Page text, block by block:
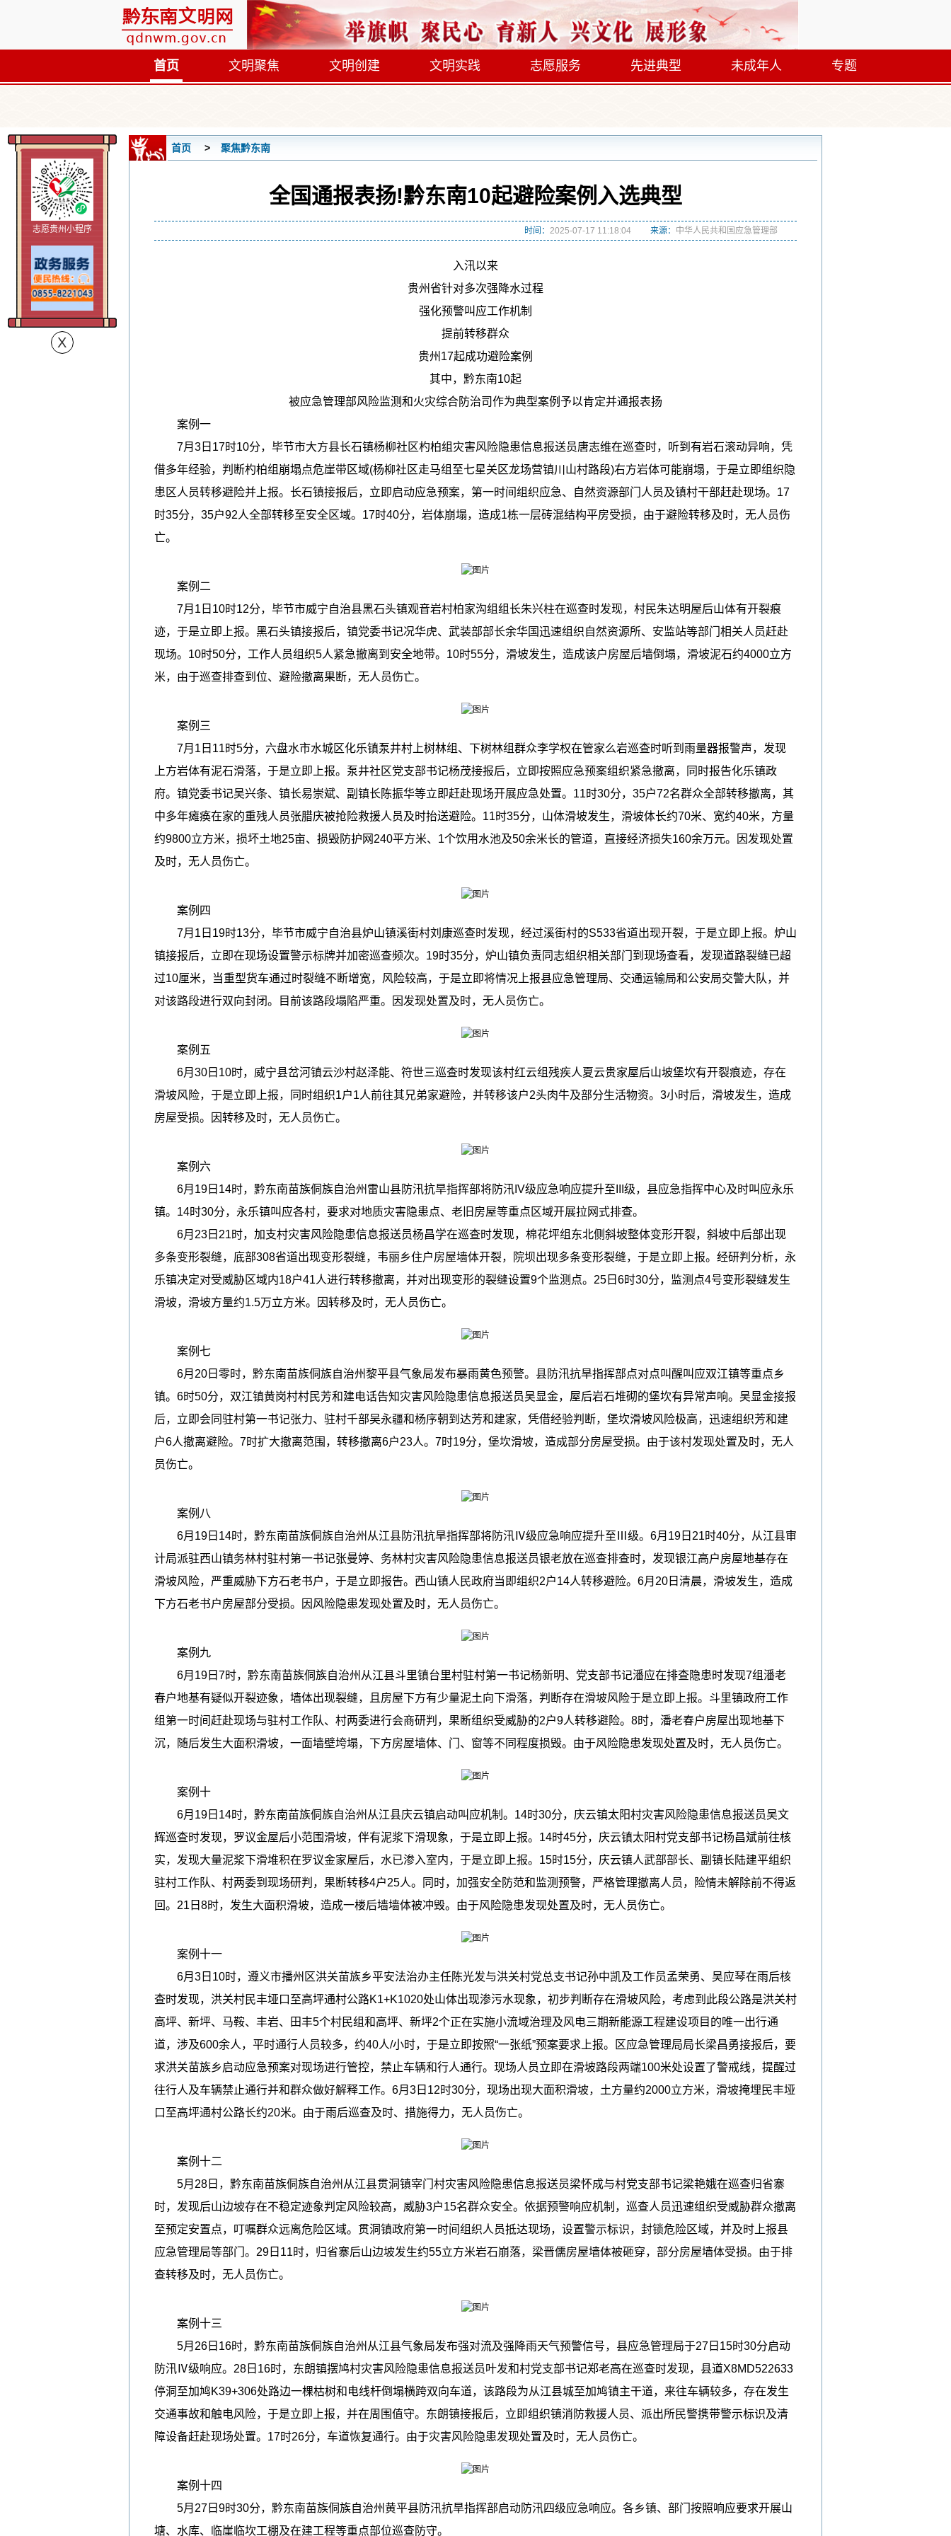
首页 文明聚焦 文明创建 文明实践 志愿服务 先进典型 未成年人 专题
首页 聚焦黔东南
全国通报表扬!黔东南10起避险案例入选典型
时间： 2025-07-17 11:18:04 来源： 中华人民共和国应急管理部
入汛以来
贵州省针对多次强降水过程
强化预警叫应工作机制
提前转移群众
贵州17起成功避险案例
其中，黔东南10起
被应急管理部风险监测和火灾综合防治司作为典型案例予以肯定并通报表扬
案例一
7月3日17时10分，毕节市大方县长石镇杨柳社区杓柏组灾害风险隐患信息报送员唐志维在巡查时，听到有岩石滚动异响，凭
借多年经验，判断杓柏组崩塌点危崖带区域(杨柳社区走马组至七星关区龙场营镇川山村路段)右方岩体可能崩塌，于是立即组织隐
患区人员转移避险并上报。长石镇接报后，立即启动应急预案，第一时间组织应急、自然资源部门人员及镇村干部赶赴现场。17
时35分，35户92人全部转移至安全区域。17时40分，岩体崩塌，造成1栋一层砖混结构平房受损，由于避险转移及时，无人员伤
亡。
案例二
7月1日10时12分，毕节市威宁自治县黑石头镇观音岩村柏家沟组组长朱兴柱在巡查时发现，村民朱达明屋后山体有开裂痕
迹，于是立即上报。黑石头镇接报后，镇党委书记况华虎、武装部部长余华国迅速组织自然资源所、安监站等部门相关人员赶赴
现场。10时50分，工作人员组织5人紧急撤离到安全地带。10时55分，滑坡发生，造成该户房屋后墙倒塌，滑坡泥石约4000立方
米，由于巡查排查到位、避险撤离果断，无人员伤亡。
案例三
7月1日11时5分，六盘水市水城区化乐镇泵井村上树林组、下树林组群众李学权在管家么岩巡查时听到雨量器报警声，发现
上方岩体有泥石滑落，于是立即上报。泵井社区党支部书记杨茂接报后，立即按照应急预案组织紧急撤离，同时报告化乐镇政
府。镇党委书记吴兴条、镇长易崇斌、副镇长陈振华等立即赶赴现场开展应急处置。11时30分，35户72名群众全部转移撤离，其
中多年瘫痪在家的重残人员张腊庆被抢险救援人员及时抬送避险。11时35分，山体滑坡发生，滑坡体长约70米、宽约40米，方量
约9800立方米，损坏土地25亩、损毁防护网240平方米、1个饮用水池及50余米长的管道，直接经济损失160余万元。因发现处置
及时，无人员伤亡。
案例四
7月1日19时13分，毕节市威宁自治县炉山镇溪街村刘康巡查时发现，经过溪街村的S533省道出现开裂，于是立即上报。炉山
镇接报后，立即在现场设置警示标牌并加密巡查频次。19时35分，炉山镇负责同志组织相关部门到现场查看，发现道路裂缝已超
过10厘米，当重型货车通过时裂缝不断增宽，风险较高，于是立即将情况上报县应急管理局、交通运输局和公安局交警大队，并
对该路段进行双向封闭。目前该路段塌陷严重。因发现处置及时，无人员伤亡。
案例五
6月30日10时，威宁县岔河镇云沙村赵泽能、符世三巡查时发现该村红云组残疾人夏云贵家屋后山坡堡坎有开裂痕迹，存在
滑坡风险，于是立即上报，同时组织1户1人前往其兄弟家避险，并转移该户2头肉牛及部分生活物资。3小时后，滑坡发生，造成
房屋受损。因转移及时，无人员伤亡。
案例六
6月19日14时，黔东南苗族侗族自治州雷山县防汛抗旱指挥部将防汛IV级应急响应提升至III级，县应急指挥中心及时叫应永乐
镇。14时30分，永乐镇叫应各村，要求对地质灾害隐患点、老旧房屋等重点区域开展拉网式排查。
6月23日21时，加支村灾害风险隐患信息报送员杨昌学在巡查时发现，棉花坪组东北侧斜坡整体变形开裂，斜坡中后部出现
多条变形裂缝，底部308省道出现变形裂缝，韦丽乡住户房屋墙体开裂，院坝出现多条变形裂缝，于是立即上报。经研判分析，永
乐镇决定对受威胁区域内18户41人进行转移撤离，并对出现变形的裂缝设置9个监测点。25日6时30分，监测点4号变形裂缝发生
滑坡，滑坡方量约1.5万立方米。因转移及时，无人员伤亡。
案例七
6月20日零时，黔东南苗族侗族自治州黎平县气象局发布暴雨黄色预警。县防汛抗旱指挥部点对点叫醒叫应双江镇等重点乡
镇。6时50分，双江镇黄岗村村民芳和建电话告知灾害风险隐患信息报送员吴显金，屋后岩石堆砌的堡坎有异常声响。吴显金接报
后，立即会同驻村第一书记张力、驻村千部吴永疆和杨序朝到达芳和建家，凭借经验判断，堡坎滑坡风险极高，迅速组织芳和建
户6人撤离避险。7时扩大撤离范围，转移撤离6户23人。7时19分，堡坎滑坡，造成部分房屋受损。由于该村发现处置及时，无人
员伤亡。
案例八
6月19日14时，黔东南苗族侗族自治州从江县防汛抗旱指挥部将防汛Ⅳ级应急响应提升至Ⅲ级。6月19日21时40分，从江县审
计局派驻西山镇务林村驻村第一书记张曼婷、务林村灾害风险隐患信息报送员银老放在巡查排查时，发现银江高户房屋地基存在
滑坡风险，严重威胁下方石老书户，于是立即报告。西山镇人民政府当即组织2户14人转移避险。6月20日清晨，滑坡发生，造成
下方石老书户房屋部分受损。因风险隐患发现处置及时，无人员伤亡。
案例九
6月19日7时，黔东南苗族侗族自治州从江县斗里镇台里村驻村第一书记杨新明、党支部书记潘应在排查隐患时发现7组潘老
春户地基有疑似开裂迹象，墙体出现裂缝，且房屋下方有少量泥土向下滑落，判断存在滑坡风险于是立即上报。斗里镇政府工作
组第一时间赶赴现场与驻村工作队、村两委进行会商研判，果断组织受威胁的2户9人转移避险。8时，潘老春户房屋出现地基下
沉，随后发生大面积滑坡，一面墙壁垮塌，下方房屋墙体、门、窗等不同程度损毁。由于风险隐患发现处置及时，无人员伤亡。
案例十
6月19日14时，黔东南苗族侗族自治州从江县庆云镇启动叫应机制。14时30分，庆云镇太阳村灾害风险隐患信息报送员吴文
辉巡查时发现，罗议金屋后小范围滑坡，伴有泥浆下滑现象，于是立即上报。14时45分，庆云镇太阳村党支部书记杨昌斌前往核
实，发现大量泥浆下滑堆积在罗议金家屋后，水已渗入室内，于是立即上报。15时15分，庆云镇人武部部长、副镇长陆建平组织
驻村工作队、村两委到现场研判，果断转移4户25人。同时，加强安全防范和监测预警，严格管理撤离人员，险情未解除前不得返
回。21日8时，发生大面积滑坡，造成一楼后墙墙体被冲毁。由于风险隐患发现处置及时，无人员伤亡。
案例十一
6月3日10时，遵义市播州区洪关苗族乡平安法治办主任陈光发与洪关村党总支书记孙中凯及工作员孟荣勇、吴应琴在雨后核
查时发现，洪关村民丰垭口至高坪通村公路K1+K1020处山体出现渗污水现象，初步判断存在滑坡风险，考虑到此段公路是洪关村
高坪、新坪、马鞍、丰岩、田丰5个村民组和高坪、新坪2个正在实施小流域治理及风电三期新能源工程建设项目的唯一出行通
道，涉及600余人，平时通行人员较多，约40人/小时，于是立即按照“一张纸”预案要求上报。区应急管理局局长梁昌勇接报后，要
求洪关苗族乡启动应急预案对现场进行管控，禁止车辆和行人通行。现场人员立即在滑坡路段两端100米处设置了警戒线，提醒过
往行人及车辆禁止通行并和群众做好解释工作。6月3日12时30分，现场出现大面积滑坡，土方量约2000立方米，滑坡掩埋民丰垭
口至高坪通村公路长约20米。由于雨后巡查及时、措施得力，无人员伤亡。
案例十二
5月28日，黔东南苗族侗族自治州从江县贯洞镇宰门村灾害风险隐患信息报送员梁怀成与村党支部书记梁艳娥在巡查归省寨
时，发现后山边坡存在不稳定迹象判定风险较高，威胁3户15名群众安全。依据预警响应机制，巡查人员迅速组织受威胁群众撤离
至预定安置点，叮嘱群众远离危险区域。贯洞镇政府第一时间组织人员抵达现场，设置警示标识，封锁危险区域，并及时上报县
应急管理局等部门。29日11时，归省寨后山边坡发生约55立方米岩石崩落，梁晋儒房屋墙体被砸穿，部分房屋墙体受损。由于排
查转移及时，无人员伤亡。
案例十三
5月26日16时，黔东南苗族侗族自治州从江县气象局发布强对流及强降雨天气预警信号，县应急管理局于27日15时30分启动
防汛Ⅳ级响应。28日16时，东朗镇摆鸠村灾害风险隐患信息报送员叶发和村党支部书记郑老高在巡查时发现，县道X8MD522633
停洞至加鸠K39+306处路边一棵枯树和电线杆倒塌横跨双向车道，该路段为从江县城至加鸠镇主干道，来往车辆较多，存在发生
交通事故和触电风险，于是立即上报，并在周围值守。东朗镇接报后，立即组织镇消防救援人员、派出所民警携带警示标识及清
障设备赶赴现场处置。17时26分，车道恢复通行。由于灾害风险隐患发现处置及时，无人员伤亡。
案例十四
5月27日9时30分，黔东南苗族侗族自治州黄平县防汛抗旱指挥部启动防汛四级应急响应。各乡镇、部门按照响应要求开展山
塘、水库、临崖临坎工棚及在建工程等重点部位巡查防守。
志愿贵州小程序